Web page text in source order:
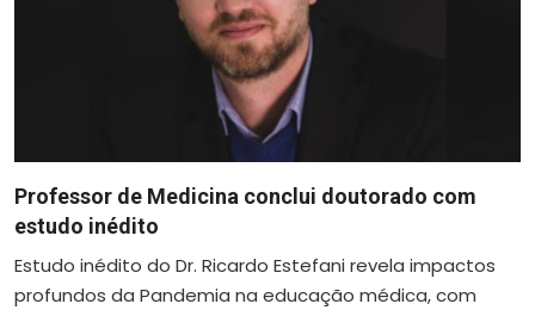
Professor de Medicina conclui doutorado com
estudo inédito
Estudo inédito do Dr. Ricardo Estefani revela impactos
profundos da Pandemia na educação médica, com